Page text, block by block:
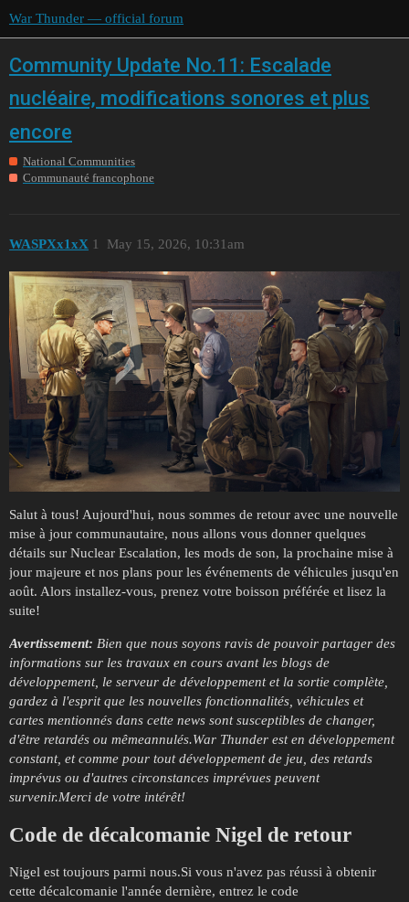
War Thunder — official forum
Community Update No.11: Escalade
nucléaire, modifications sonores et plus
encore
National Communities
Communauté francophone
WASPXx1xX May 15, 2026, 10:31am
1
Salut à tous! Aujourd'hui, nous sommes de retour avec une nouvelle
mise à jour communautaire, nous allons vous donner quelques
détails sur Nuclear Escalation, les mods de son, la prochaine mise à
jour majeure et nos plans pour les événements de véhicules jusqu'en
août. Alors installez-vous, prenez votre boisson préférée et lisez la
suite!
Avertissement: Bien que nous soyons ravis de pouvoir partager des
informations sur les travaux en cours avant les blogs de
développement, le serveur de développement et la sortie complète,
gardez à l'esprit que les nouvelles fonctionnalités, véhicules et
cartes mentionnés dans cette news sont susceptibles de changer,
d'être retardés ou mêmeannulés.War Thunder est en développement
constant, et comme pour tout développement de jeu, des retards
imprévus ou d'autres circonstances imprévues peuvent
survenir.Merci de votre intérêt!
Code de décalcomanie Nigel de retour
Nigel est toujours parmi nous.Si vous n'avez pas réussi à obtenir
cette décalcomanie l'année dernière, entrez le code